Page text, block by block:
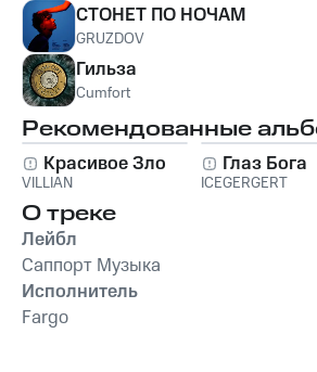
СТОНЕТ ПО НОЧАМ
GRUZDOV
Гильза
Cumfort
Рекомендованные
Красивое Зло
VILLIAN
Глаз Бога
ICEGERGERT
О треке
Лейбл
Саппорт Музыка
Исполнитель
Fargo